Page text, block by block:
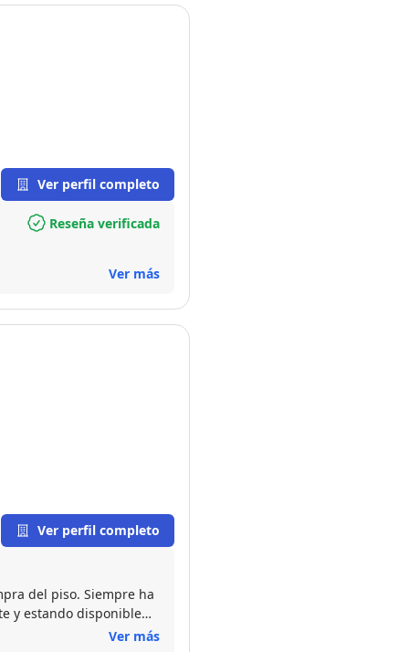
Ver perfil completo
Reseña verificada
Ver más
Ver perfil completo
del piso. Siempre ha
y estando disponible
Ver más